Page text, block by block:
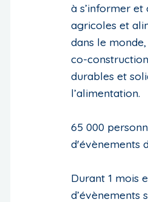
à s’informer
agricoles et
dans le
co-
durables et
l’alimentation.
65 000
d'évènements
Durant 1 mois
d’évènements